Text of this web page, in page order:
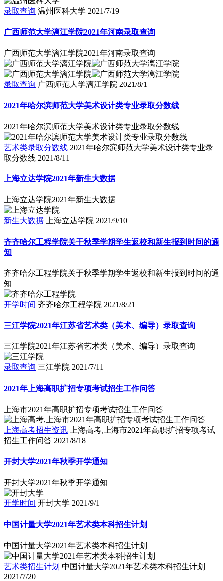
录取查询 温州医科大学 2021/7/19
广西师范大学漓江学院2021年河南录取查询
广西师范大学漓江学院2021年河南录取查询
录取查询 广西师范大学漓江学院 2021/8/1
2021年哈尔滨师范大学美术设计类专业录取分数线
2021年哈尔滨师范大学美术设计类专业录取分数线
艺术类录取分数线 2021年哈尔滨师范大学美术设计类专业录
取分数线 2021/8/11
上海立达学院2021年新生大数据
上海立达学院2021年新生大数据
新生大数据 上海立达学院 2021/9/10
齐齐哈尔工程学院关于秋季学期学生返校和新生报到时间的通
知
齐齐哈尔工程学院关于秋季学期学生返校和新生报到时间的通
知
开学时间 齐齐哈尔工程学院 2021/8/21
三江学院2021年江苏省艺术类（美术、编导）录取查询
三江学院2021年江苏省艺术类（美术、编导）录取查询
录取查询 三江学院 2021/7/11
2021年上海高职扩招专项考试招生工作问答
上海市2021年高职扩招专项考试招生工作问答
上海高考招生资讯
上海高考,上海市2021年高职扩招专项考试
招生工作问答 2021/8/18
开封大学2021年秋季开学通知
开封大学2021年秋季开学通知
开学时间 开封大学 2021/9/1
中国计量大学2021年艺术类本科招生计划
中国计量大学2021年艺术类本科招生计划
艺术类招生计划 中国计量大学2021年艺术类本科招生计划
2021/7/20